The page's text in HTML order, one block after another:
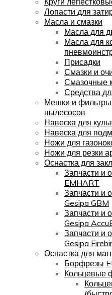
Лопасти для
Масла и смазки
Масла для
Масла для
Присадки
Смазки и
Смазочные
Средства
Мешки и фильтры
пылесосов
Навеска для
Навеска для
Ножи для
Ножи для резки
Оснастка для
Запчасти и
EMHART
Запчасти и
Gesipa GBM
Запчасти и
Gesipa
Запчасти и
Gesipa
Оснастка для
Борфрезы
Кольцевые